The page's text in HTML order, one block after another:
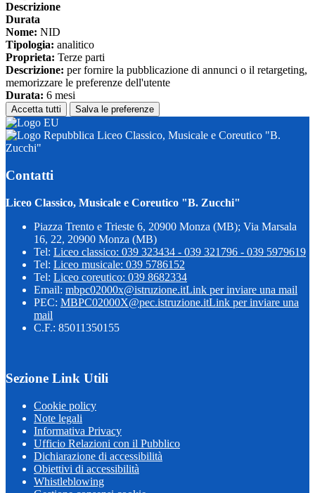
Descrizione
Durata
Nome: NID
Tipologia: analitico
Proprieta: Terze parti
Descrizione: per fornire la pubblicazione di annunci o il retargeting,
memorizzare le preferenze dell'utente
Durata: 6 mesi
Accetta tutti Salva le preferenze
Liceo Classico, Musicale e Coreutico "B.
Zucchi"
Contatti
Liceo Classico, Musicale e Coreutico "B. Zucchi"
Piazza Trento e Trieste 6, 20900 Monza (MB); Via Marsala
16, 22, 20900 Monza (MB)
Tel: Liceo classico: 039 323434 - 039 321796 - 039 5979619
Tel: Liceo musicale: 039 5786152
Tel: Liceo coreutico: 039 8682334
Email: mbpc02000x@istruzione.itLink per inviare una mail
PEC: MBPC02000X@pec.istruzione.itLink per inviare una
mail
C.F.: 85011350155
Sezione Link Utili
Cookie policy
Note legali
Informativa Privacy
Ufficio Relazioni con il Pubblico
Dichiarazione di accessibilità
Obiettivi di accessibilità
Whistleblowing